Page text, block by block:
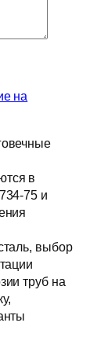
на
в
75 и
выбор
труб на